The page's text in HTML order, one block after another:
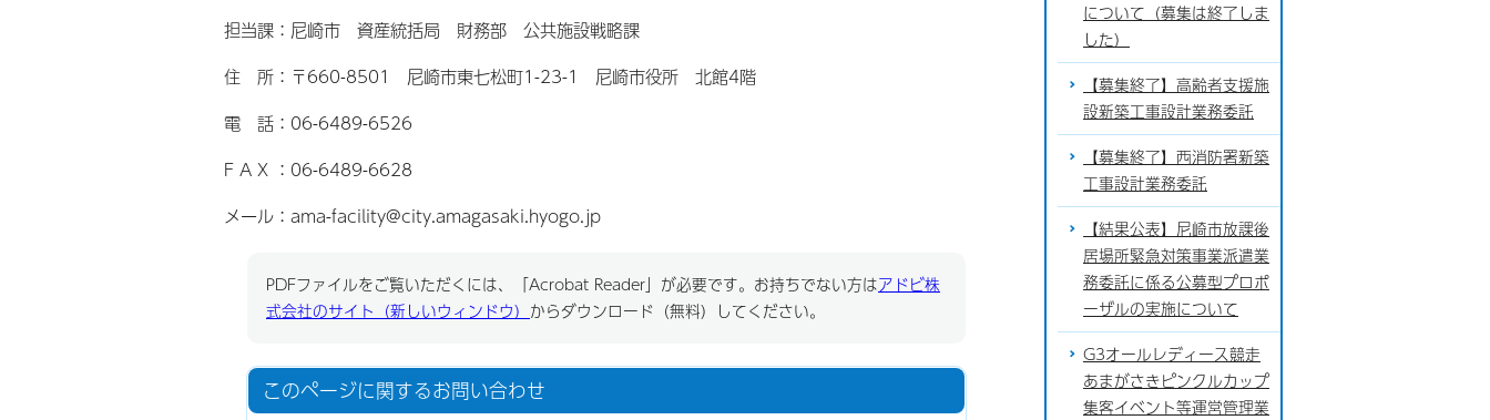
担当課：尼崎市 資産統括局 財務部 公共施設戦略課
住 所：〒660-8501 尼崎市東七松町1-23-1 尼崎市役所 北館4階
電 話：06-6489-6526
F A X ：06-6489-6628
メール：ama-facility@city.amagasaki.hyogo.jp
PDFファイルをご覧いただくには、「Acrobat Reader」が必要です。お持ちでない方はアドビ株
式会社のサイト（新しいウィンドウ） からダウンロード（無料）してください。
このページに関するお問い合わせ
について（募集は終了しま
した）
【募集終了】高齢者支援施
設新築工事設計業務委託
【募集終了】西消防署新築
工事設計業務委託
【結果公表】尼崎市放課後
居場所緊急対策事業派遣業
務委託に係る公募型プロポ
ーザルの実施について
G3オールレディース競走
あまがさきピンクルカップ
集客イベント等運営管理業